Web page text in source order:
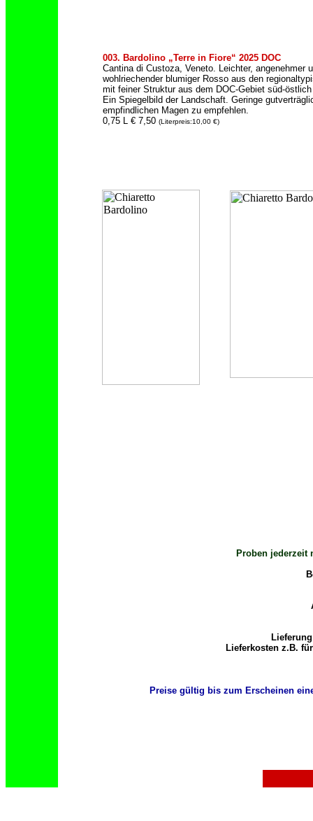
003. Bardolino „Terre in Fiore“ 2025 DOC
Cantina di Custoza, Veneto. Leichter, angenehmer
wohlriechender blumiger Rosso aus den
mit feiner Struktur aus dem DOC-Gebiet süd-
Ein Spiegelbild der Landschaft. Geringe
empfindlichen Magen zu empfehlen.
0,75 L € 7,50 (Literpreis:10,00 €)
Proben jederzeit
Lieferkosten z.B.
Preise gültig bis zum Erscheinen